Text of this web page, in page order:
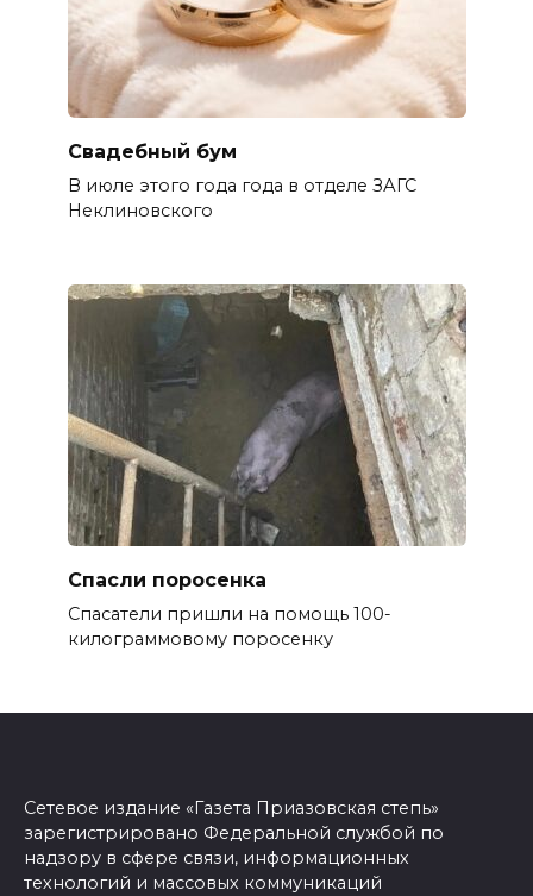
Свадебный бум
В июле этого года года в отделе ЗАГС
Неклиновского
Спасли поросенка
Спасатели пришли на помощь 100-
килограммовому поросенку
Сетевое издание «Газета Приазовская степь»
зарегистрировано Федеральной службой по
надзору в сфере связи, информационных
технологий и массовых коммуникаций